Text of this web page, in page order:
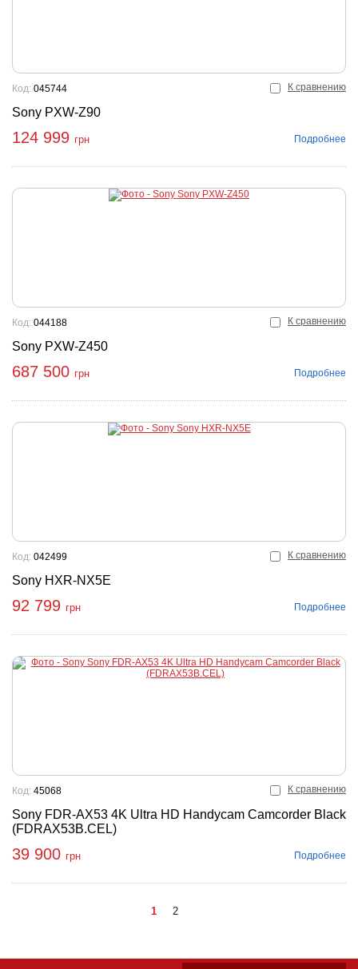
К сравнению
Sony PXW-Z90
Код: 045744
124 999 грн Подробнее
К сравнению
Sony PXW-Z450
Код: 044188
687 500 грн Подробнее
К сравнению
Sony HXR-NX5E
Код: 042499
92 799 грн Подробнее
К сравнению
Sony FDR-AX53 4K Ultra HD Handycam Camcorder Black
(FDRAX53B.CEL)
Код: 45068
39 900 грн Подробнее
1 2